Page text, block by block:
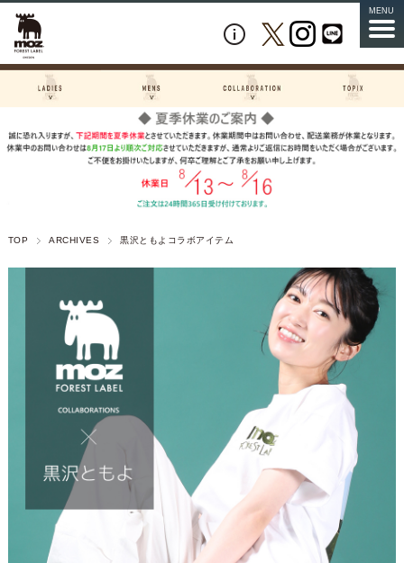
MENU
TOP ARCHIVES 黒沢ともよコラボアイテム